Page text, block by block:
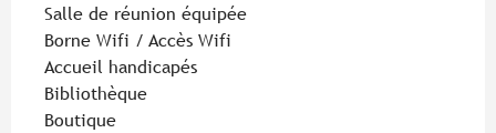
Salle de réunion équipée
Borne Wifi / Accès Wifi
Accueil handicapés
Bibliothèque
Boutique